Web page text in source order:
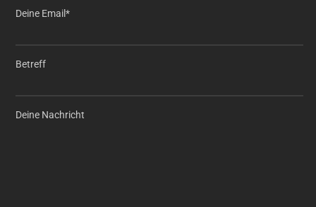
Deine Email*
Betreff
Deine Nachricht